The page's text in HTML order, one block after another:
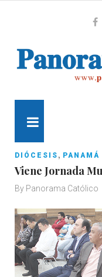
DIÓCESIS , PANAMÁ
Viene Jornada
By Panorama Católico